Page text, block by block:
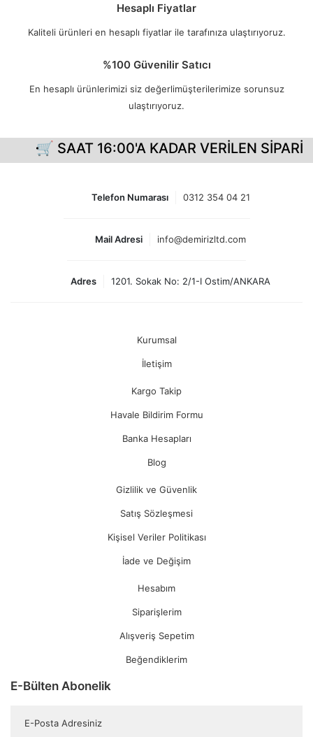
Hesaplı Fiyatlar
Kaliteli ürünleri en hesaplı fiyatlar ile tarafınıza ulaştırıyoruz.
%100 Güvenilir Satıcı
En hesaplı ürünlerimizi siz değerlimüşterilerimize sorunsuz
ulaştırıyoruz.
🛒 SAAT 16:00'A KADAR VERİLEN
Telefon Numarası 0312 354 04 21
Mail Adresi info@demirizltd.com
Adres 1201. Sokak No: 2/1-I Ostim/ANKARA
Kurumsal
İletişim
Kargo Takip
Havale Bildirim Formu
Banka Hesapları
Blog
Gizlilik ve Güvenlik
Satış Sözleşmesi
Kişisel Veriler Politikası
İade ve Değişim
Hesabım
Siparişlerim
Alışveriş Sepetim
Beğendiklerim
E-Bülten Abonelik